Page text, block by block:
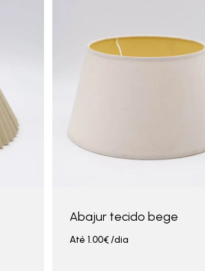
Abajur tecido bege
Até 1.00€/dia